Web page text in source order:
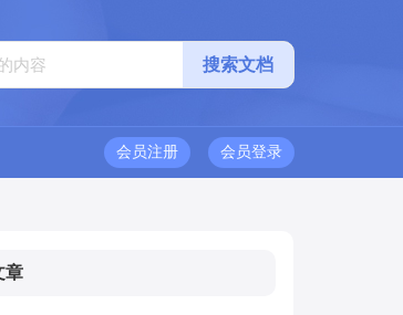
会员登录
会员注册
章